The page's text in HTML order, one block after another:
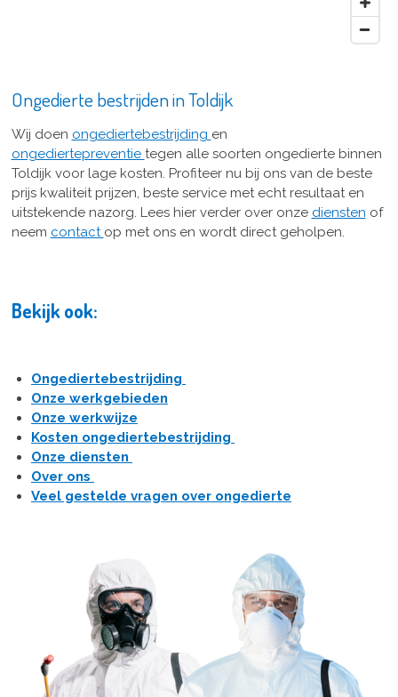
Ongedierte bestrijden in Toldijk
Wij doen ongediertebestrijding en
ongediertepreventie tegen alle soorten ongedierte binnen
Toldijk voor lage kosten. Profiteer nu bij ons van de beste
prijs kwaliteit prijzen, beste service met echt resultaat en
uitstekende nazorg. Lees hier verder over onze diensten of
neem contact op met ons en wordt direct geholpen.
Bekijk ook:
Ongediertebestrijding
Onze werkgebieden
Onze werkwijze
Kosten ongediertebestrijding
Onze diensten
Over ons
Veel gestelde vragen over ongedierte